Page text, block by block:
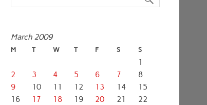
March 2009
M T W T F S S
1
2
3 4 5 6 7
8
9
10 11 12 13 14
15
16
17 18 19 20 21
22